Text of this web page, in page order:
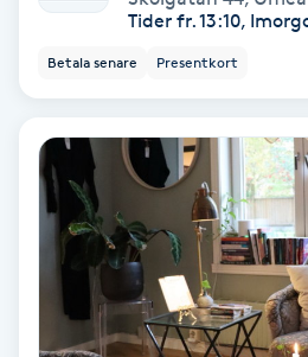
Fillers
Fotsvamp
Fotvård
Fransar
Tider fr. 13:10,
Betala senare Presentkort